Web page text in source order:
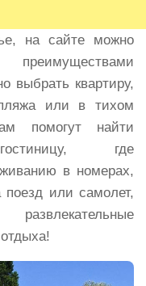
на сайте можно
выбрать квартиру,
или в тихом
помогут найти
где
в номерах,
поезд или самолет,